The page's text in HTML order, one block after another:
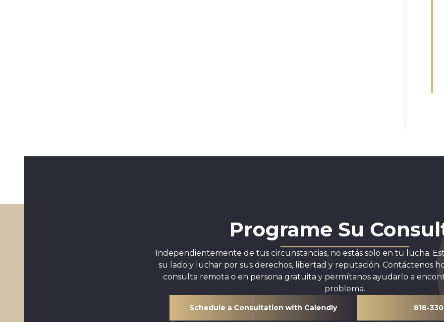
Programe Su
Independientemente de tus circunstancias, no estás solo en tu lucha.
su lado y luchar por sus derechos, libertad y reputación. Contáctenos
consulta remota o en persona gratuita y permítanos ayudarlo a
problema.
Schedule a Consultation with Calendly 818-